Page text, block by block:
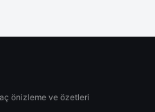
önizleme ve özetleri